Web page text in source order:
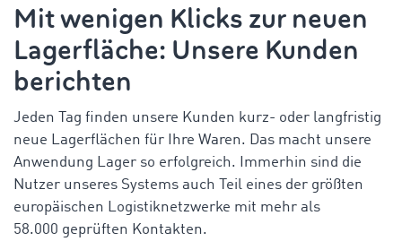
Mit wenigen Klicks zur neuen
Lagerfläche: Unsere Kunden
berichten
Jeden Tag finden unsere Kunden kurz- oder langfristig
neue Lagerflächen für Ihre Waren. Das macht unsere
Anwendung Lager so erfolgreich. Immerhin sind die
Nutzer unseres Systems auch Teil eines der größten
europäischen Logistiknetzwerke mit mehr als
58.000 geprüften Kontakten.